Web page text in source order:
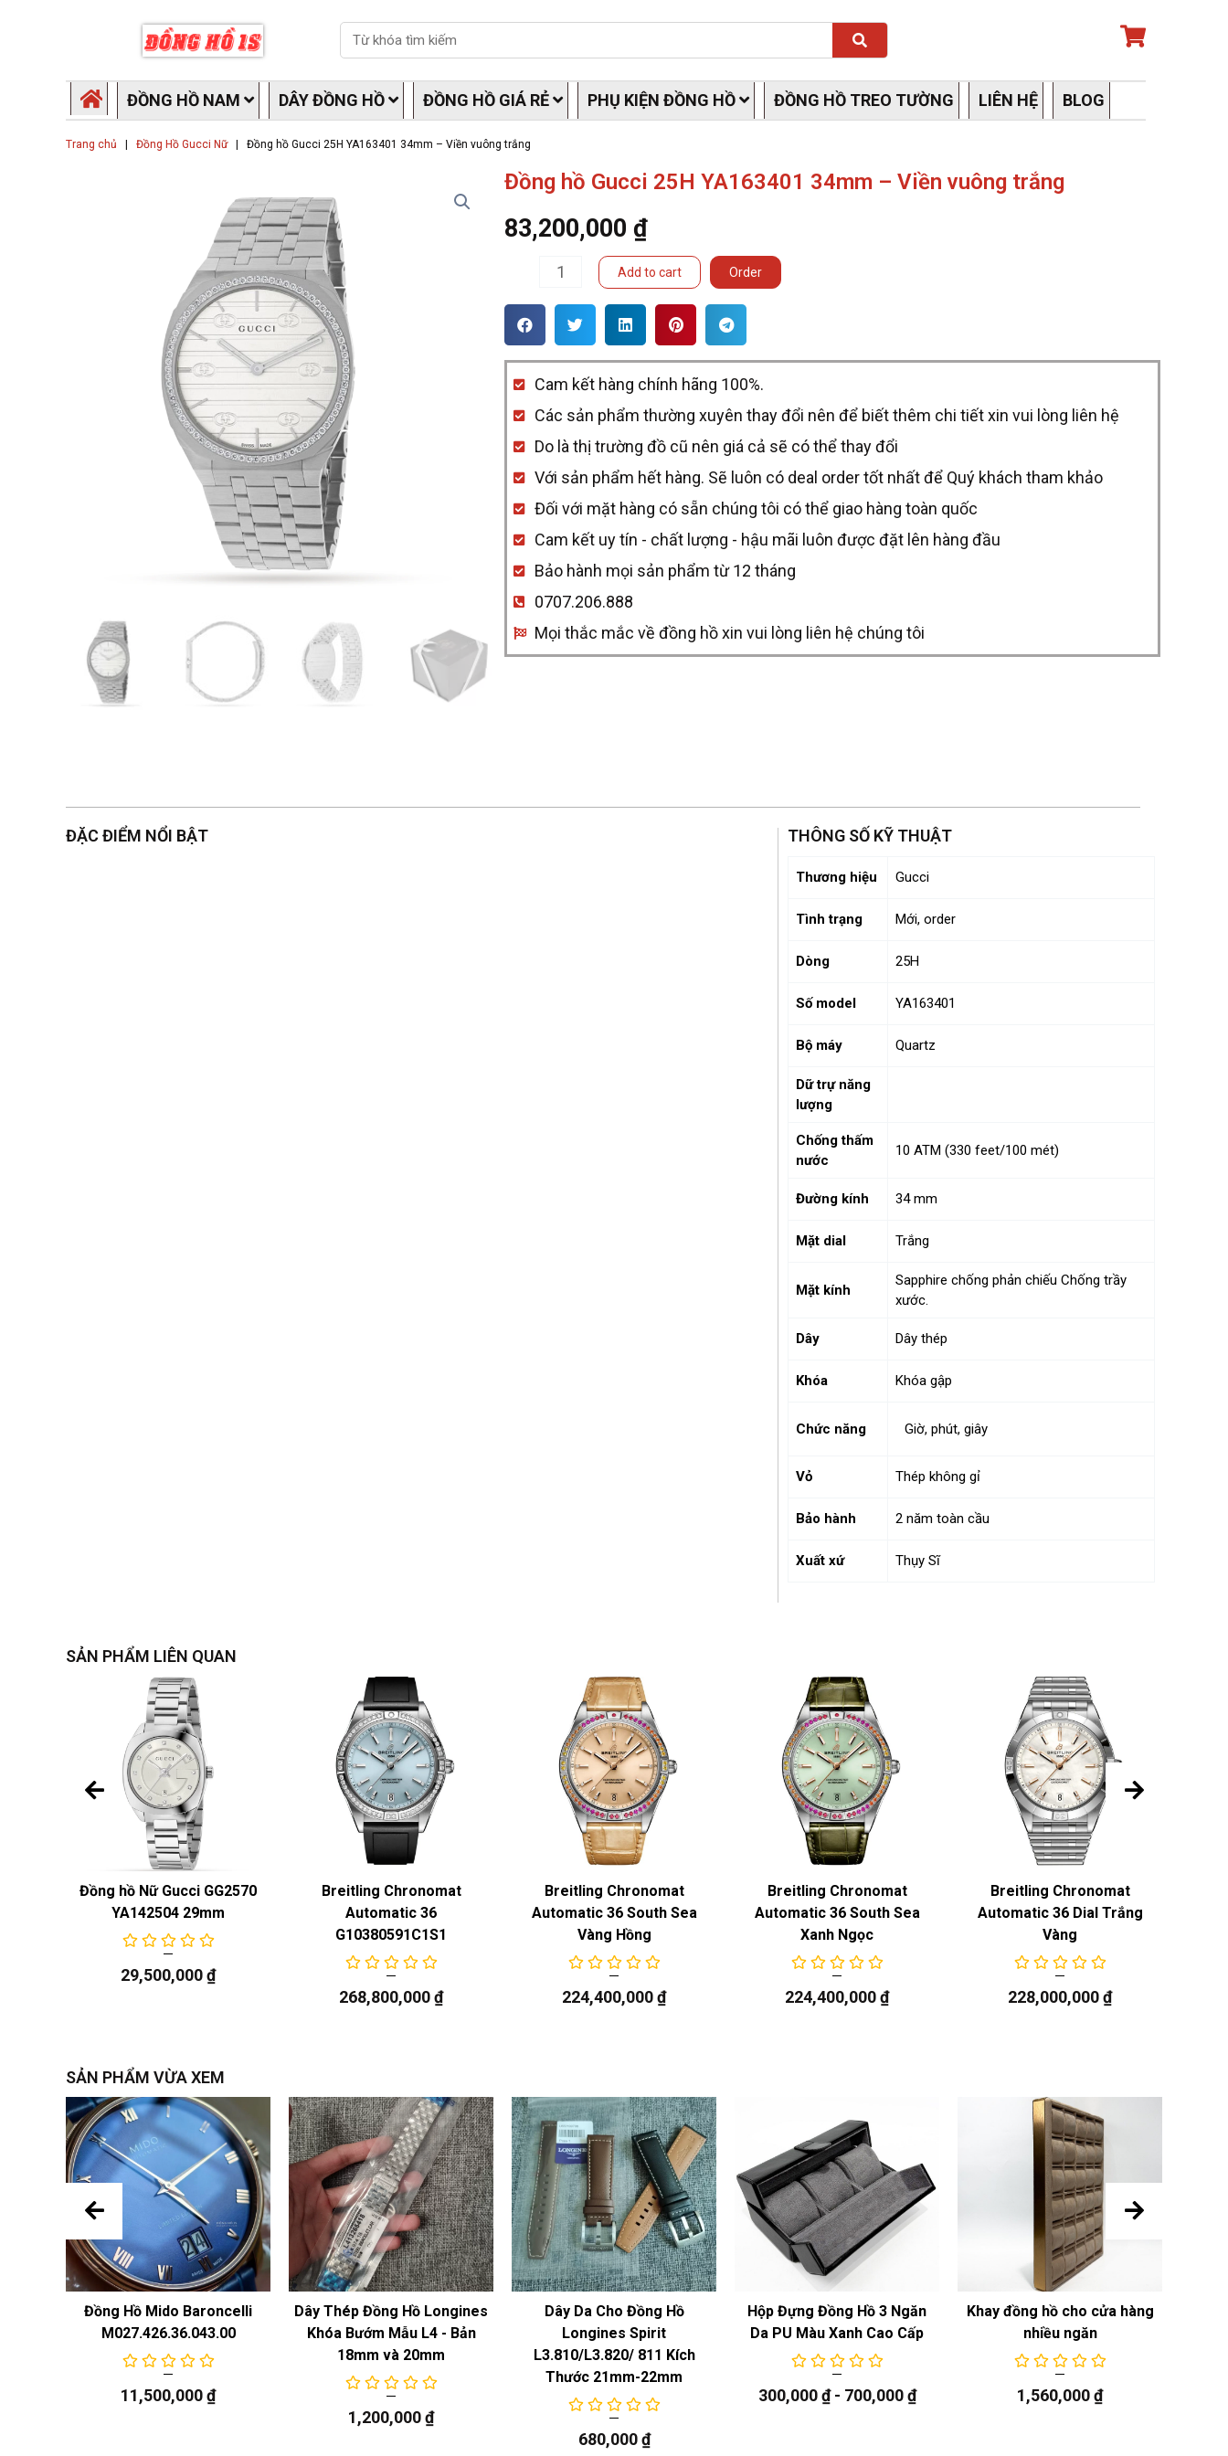
Search Search
ĐỒNG HỒ NAM DÂY ĐỒNG HỒ ĐỒNG HỒ GIÁ RẺ PHỤ KIỆN ĐỒNG HỒ ĐỒNG HỒ TREO TƯỜNG LIÊN HỆ BLOG
Trang chủ Đồng Hồ Gucci Nữ| Đồng hồ Gucci 25H YA163401 34mm – Viền vuông trắng
Đồng hồ Gucci 25H YA163401 34mm – Viền vuông trắng
83,200,000 ₫
hồ
Gucci
25H
YA163401
34mm
Viền
vuông
trắng
quantity
Add to cart Order
Cam kết hàng chính hãng 100%.
Các sản phẩm thường xuyên thay đổi nên để biết thêm chi tiết xin vui lòng liên hệ
Do là thị trường đồ cũ nên giá cả sẽ có thể thay đổi
Với sản phẩm hết hàng. Sẽ luôn có deal order tốt nhất để Quý khách tham khảo
Đối với mặt hàng có sẵn chúng tôi có thể giao hàng toàn quốc
Cam kết uy tín - chất lượng - hậu mãi luôn được đặt lên hàng đầu
Bảo hành mọi sản phẩm từ 12 tháng
0707.206.888
Mọi thắc mắc về đồng hồ xin vui lòng liên hệ chúng tôi
ĐẶC ĐIỂM NỔI BẬT THÔNG SỐ KỸ THUẬT
Thương hiệu Gucci
Tình trạng Mới, order
Dòng 25H
Số model YA163401
Bộ máy Quartz
Dữ trự năng
lượng
Chống thấm
nước
10 ATM (330 feet/100 mét)
Đường kính 34 mm
Mặt dial Trắng
Mặt kính
Sapphire chống phản chiếu Chống trầy
xước.
Dây Dây thép
Khóa Khóa gập
Chức năng Giờ, phút, giây
Vỏ Thép không gỉ
Bảo hành 2 năm toàn cầu
Xuất xứ Thụy Sĩ
SẢN PHẨM LIÊN QUAN
Đồng hồ Nữ Gucci GG2570
YA142504 29mm
29,500,000₫
Breitling Chronomat
Automatic 36
G10380591C1S1
268,800,000₫
Breitling Chronomat
Automatic 36 South Sea
Vàng Hồng
224,400,000₫
Breitling Chronomat
Automatic 36 South Sea
Xanh Ngọc
224,400,000₫
Breitling Chronomat
Automatic 36 Dial Trắng
Vàng
228,000,000₫
SẢN PHẨM VỪA XEM
Đồng Hồ Mido Baroncelli
M027.426.36.043.00
11,500,000₫
Dây Thép Đồng Hồ Longines
Khóa Bướm Mẫu L4 - Bản
18mm và 20mm
1,200,000₫
Dây Da Cho Đồng Hồ
Longines Spirit
L3.810/L3.820/ 811 Kích
Thước 21mm-22mm
680,000₫
Hộp Đựng Đồng Hồ 3 Ngăn
Da PU Màu Xanh Cao Cấp
300,000₫- 700,000₫
Khay đồng hồ cho cửa hàng
nhiều ngăn
1,560,000₫